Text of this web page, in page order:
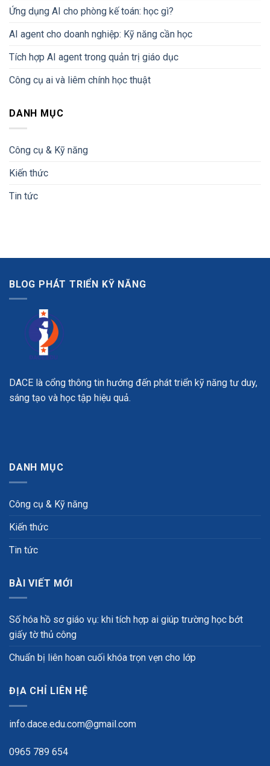
Ứng dụng AI cho phòng kế toán: học gì?
AI agent cho doanh nghiệp: Kỹ năng cần học
Tích hợp AI agent trong quản trị giáo dục
Công cụ ai và liêm chính học thuật
DANH MỤC
Công cụ & Kỹ năng
Kiến thức
Tin tức
BLOG PHÁT TRIỂN KỸ NĂNG
DACE là cổng thông tin hướng đến phát triển kỹ năng tư duy,
sáng tạo và học tập hiệu quả.
DANH MỤC
Công cụ & Kỹ năng
Kiến thức
Tin tức
BÀI VIẾT MỚI
Số hóa hồ sơ giáo vụ: khi tích hợp ai giúp trường học bớt
giấy tờ thủ công
Chuẩn bị liên hoan cuối khóa trọn vẹn cho lớp
ĐỊA CHỈ LIÊN HỆ
info.dace.edu.com@gmail.com
0965 789 654